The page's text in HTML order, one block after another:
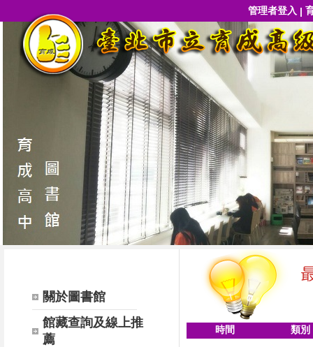
管理者登入 |
關於圖書館
館藏查詢及線上推
薦
時間 類別